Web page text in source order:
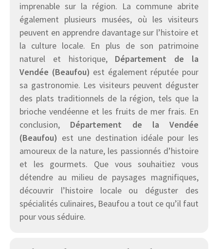
imprenable sur la région. La commune abrite
également plusieurs musées, où les visiteurs
peuvent en apprendre davantage sur l’histoire et
la culture locale. En plus de son patrimoine
naturel et historique, Département de la
Vendée (Beaufou) est également réputée pour
sa gastronomie. Les visiteurs peuvent déguster
des plats traditionnels de la région, tels que la
brioche vendéenne et les fruits de mer frais. En
conclusion, Département de la Vendée
(Beaufou) est une destination idéale pour les
amoureux de la nature, les passionnés d’histoire
et les gourmets. Que vous souhaitiez vous
détendre au milieu de paysages magnifiques,
découvrir l’histoire locale ou déguster des
spécialités culinaires, Beaufou a tout ce qu’il faut
pour vous séduire.